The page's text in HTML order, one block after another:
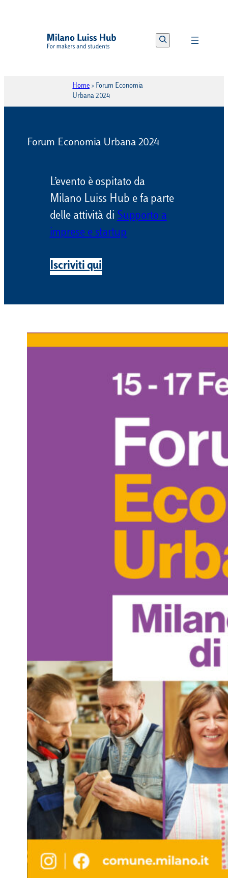
contenuto
Search
Home » Forum Economia
Urbana 2024
Forum Economia Urbana 2024
L’evento è ospitato da
Milano Luiss Hub e fa parte
delle attività di Supporto a
imprese e startup
Iscriviti qui